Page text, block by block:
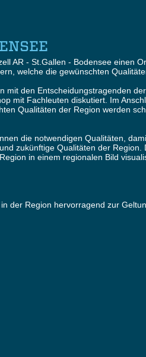
AR - St.Gallen - Bodensee einen
welche die gewünschten
mit den Entscheidungstragenden
mit Fachleuten diskutiert. Im
Qualitäten der Region werden
die notwendigen Qualitäten,
zukünftige Qualitäten der Region.
in einem regionalen Bild
der Region hervorragend zur